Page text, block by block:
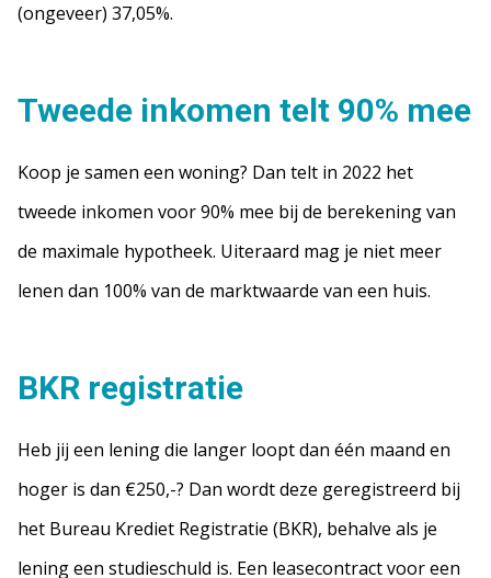
(ongeveer) 37,05%.
Tweede inkomen telt 90% mee
Koop je samen een woning? Dan telt in 2022 het
tweede inkomen voor 90% mee bij de berekening van
de maximale hypotheek. Uiteraard mag je niet meer
lenen dan 100% van de marktwaarde van een huis.
BKR registratie
Heb jij een lening die langer loopt dan één maand en
hoger is dan €250,-? Dan wordt deze geregistreerd bij
het Bureau Krediet Registratie (BKR), behalve als je
lening een studieschuld is. Een leasecontract voor een